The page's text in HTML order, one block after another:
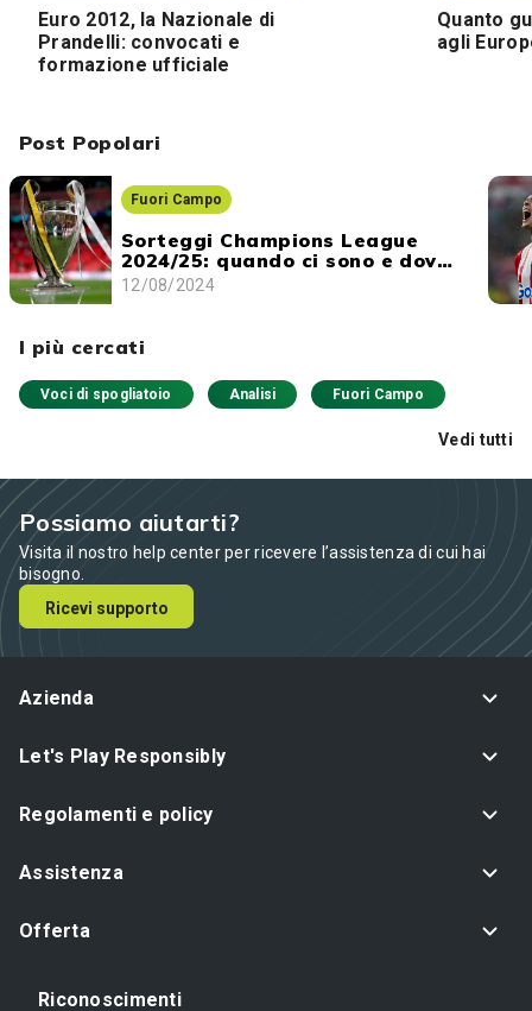
Post Popolari
Fuori Campo
Sorteggi Champions League
2024/25: quando ci sono e dove
vederli
12/08/2024
I più cercati
Voci di spogliatoio Analisi Fuori Campo
Vedi tutti
Euro 2012, la Nazionale di
Prandelli: convocati e
formazione ufficiale
Quanto
agli
Possiamo aiutarti?
Visita il nostro help center per ricevere l’assistenza di cui hai
bisogno.
Ricevi supporto
Azienda
Let's Play Responsibly
Regolamenti e policy
Assistenza
Offerta
Riconoscimenti